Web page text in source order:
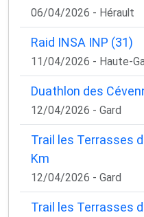
06/04/2026 - Hérault
Raid INSA INP (31)
11/04/2026 - Haute-
Duathlon des
12/04/2026 - Gard
Trail les Terrasses
Km
12/04/2026 - Gard
Trail les Terrasses